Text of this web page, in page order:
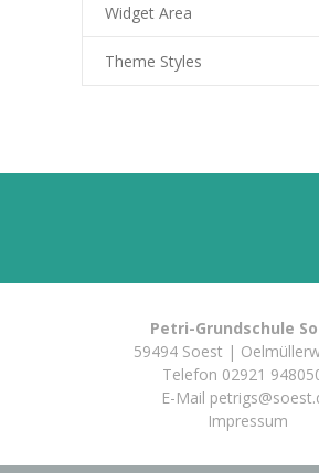
Widget Area
Theme Styles
Petri-Grundschule
59494 Soest |
Telefon 02921
E-Mail
Impressum